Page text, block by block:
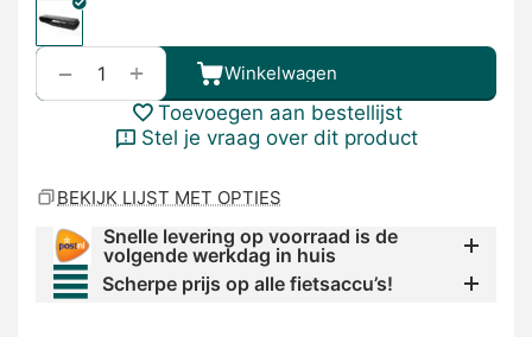
+
− Winkelwagen
Toevoegen aan bestellijst
Stel je vraag over dit product
BEKIJK LIJST MET OPTIES
Snelle levering op voorraad is de
volgende werkdag in huis
Scherpe prijs op alle fietsaccu’s!